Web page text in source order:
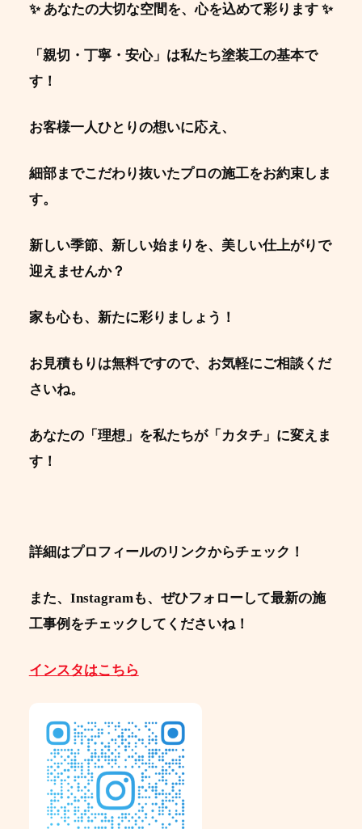
✨ あなたの大切な空間を、心を込めて彩ります ✨
「親切・丁寧・安心」は私たち塗装工の基本で
す！
お客様一人ひとりの想いに応え、
細部までこだわり抜いたプロの施工をお約束しま
す。
新しい季節、新しい始まりを、美しい仕上がりで
迎えませんか？
家も心も、新たに彩りましょう！
お見積もりは無料ですので、お気軽にご相談くだ
さいね。
あなたの「理想」を私たちが「カタチ」に変えま
す！
詳細はプロフィールのリンクからチェック！
また、Instagramも、ぜひフォローして最新の施
工事例をチェックしてくださいね！
インスタはこちら